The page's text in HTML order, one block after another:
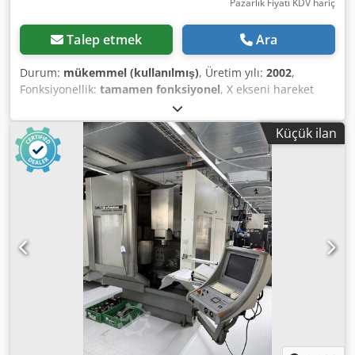
Pazarlık Fiyatı KDV hariç
Talep etmek Ara
Durum: mükemmel (kullanılmış), Üretim yılı: 2002,
Fonksiyonellik: tamamen fonksiyonel, X ekseni hareket
, Y ekseni hareket mesafesi:
ekseni hareket mesafesi:400 mm, X ekseni ilerleme hızı:5
m/dak, Y ekseni ilerleme hızı:5 m/dak , Z ekseni ilerleme
hızı:5 m/dak , maksimum mil hızı:4.500 dev/dak
Donanım:
devir hızı sonsuz değişken, Bayanlar ve Baylar
Satılık Deckel Maho DMU50M tipi 3+2 eksenli CNC işleme
merkezi. Heidenhain TNC310 kontur kontrolü (Siemens
810D ile de mevcuttur!) DMU'yu üretim ve eğitim
alanlarında tam teşekküllü bir CNC makinesine
dönüştürüyor. Takım değiştiricinin bulunmaması ve bakım
kapaklarının avantajlı bir şekilde düzenlenmesi nedeniyle
DMU50M çok az yer kaplar ve sırtı neredeyse doğrudan
duvara yaslanacak şekilde konumlandırılabilir. Makine
atölyemizde detaylı bir şekilde kontrol edilmiş olup,
mükemmel durumdadır ve hemen kullanıma hazırdır.
Küçük ilan